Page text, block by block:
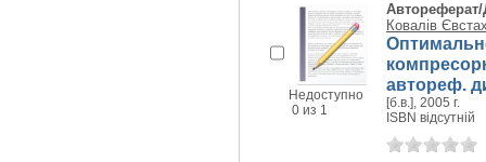
Недоступно
0 из 1
Автореферат/
Ковалів
автореф.
[б.в.], 2005 г.
ISBN відсутній